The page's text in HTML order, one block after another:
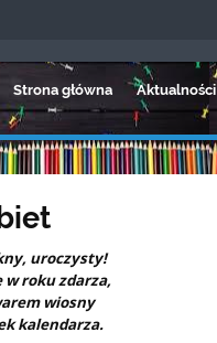
Strona główna Aktualności
uroczysty!
w roku zdarza,
wiosny
kalendarza.